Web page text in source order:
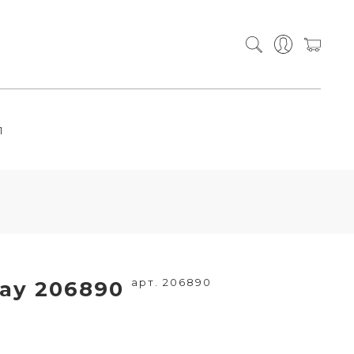
206890 арт. 206890